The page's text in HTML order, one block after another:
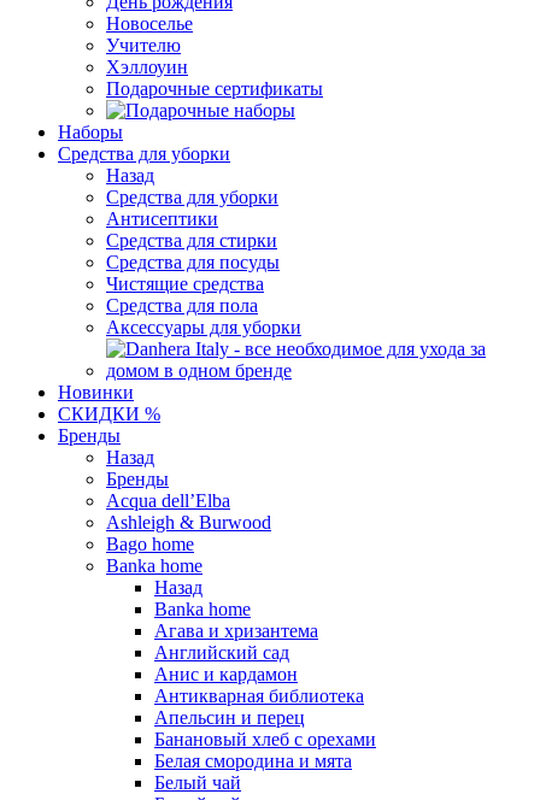
Новоселье
Учителю
Хэллоуин
Подарочные сертификаты
Наборы
Средства для уборки
Назад
Средства для уборки
Антисептики
Средства для стирки
Средства для посуды
Чистящие средства
Средства для пола
Аксессуары для уборки
Новинки
СКИДКИ %
Бренды
Назад
Бренды
Acqua dell’Elba
Ashleigh & Burwood
Bago home
Banka home
Назад
Banka home
Агава и хризантема
Английский сад
Анис и кардамон
Антикварная библиотека
Апельсин и перец
Банановый хлеб с орехами
Белая смородина и мята
Белый чай